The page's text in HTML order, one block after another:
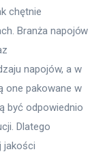
chętnie
Branża napojów
napojów, a w
one pakowane w
być odpowiednio
Dlatego
jakości